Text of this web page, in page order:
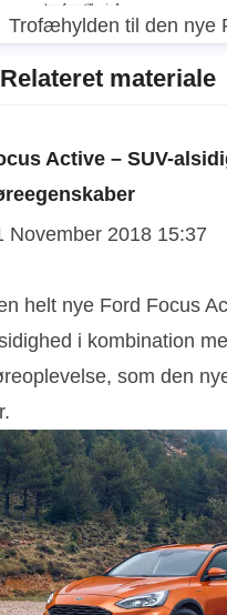
Trofæhylden til den nye
Relateret materiale
Active – SUV-
November 2018 15:37
helt nye Ford Focus
i kombination
som den